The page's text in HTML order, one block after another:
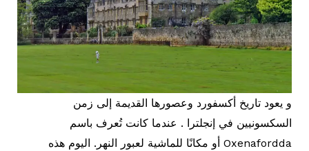
و يعود تاريخ أكسفورد وعصورها القديمة إلى زمن
السكسونيين في إنجلترا . عندما كانت تُعرف باسم
Oxenafordda أو مكانًا للماشية لعبور النهر. اليوم هذه